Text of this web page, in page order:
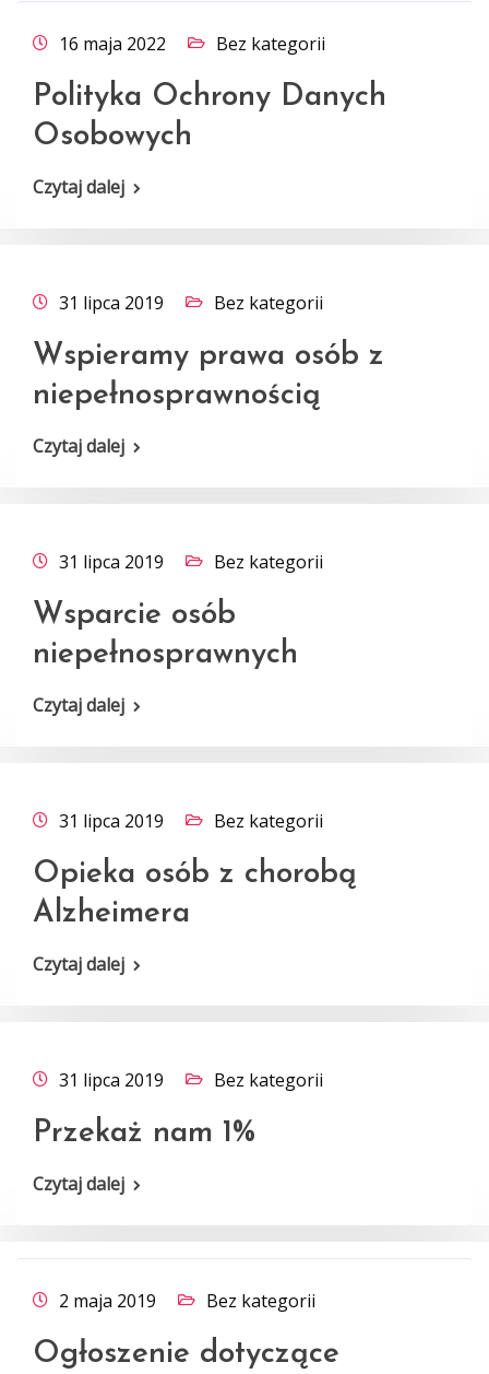
16 maja 2022 Bez kategorii
Polityka Ochrony Danych
Osobowych
Czytaj dalej
31 lipca 2019 Bez kategorii
Wspieramy prawa osób z
niepełnosprawnością
Czytaj dalej
31 lipca 2019 Bez kategorii
Wsparcie osób
niepełnosprawnych
Czytaj dalej
31 lipca 2019 Bez kategorii
Opieka osób z chorobą
Alzheimera
Czytaj dalej
31 lipca 2019 Bez kategorii
Przekaż nam 1%
Czytaj dalej
2 maja 2019 Bez kategorii
Ogłoszenie dotyczące